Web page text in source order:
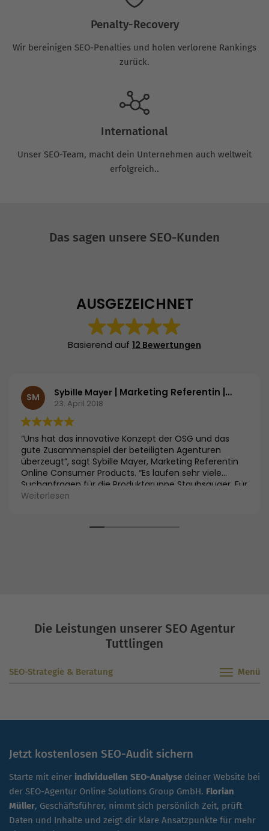
Penalty-Recovery
Wir bereinigen SEO-Penalties und holen verlorene Rankings
zurück.
International
Unser SEO-Team, macht dein Unternehmen auch weltweit
erfolgreich..
Das sagen unsere SEO-Kunden
AUSGEZEICHNET
Basierend auf 12 Bewertungen
SM Sybille Mayer | Marketing Referentin | Bosch und Siemens Hausgeräte GmbH
23. April 2018
“Uns hat das innovative Konzept der OSG und das
gute Zusammenspiel der beteiligten Agenturen
überzeugt”, sagt Sybille Mayer, Marketing Referentin
Online Consumer Products. “Es laufen sehr viele
Suchanfragen für die Produktgruppe Staubsauger. Für
uns als Hersteller ist es entscheidend, mit unseren
entsprechend zu vermarkten. Wir sind überzeugt,
Weiterlesen
Die Leistungen unserer SEO Agentur
Tuttlingen
SEO-Strategie & Beratung
Jetzt kostenlosen SEO-Audit sichern
Starte mit einer individuellen SEO-Analyse deiner Website bei
der SEO-Agentur Online Solutions Group GmbH. Florian
Müller, Geschäftsführer, nimmt sich persönlich Zeit, prüft
Daten und Inhalte und zeigt dir klare Ansatzpunkte für mehr